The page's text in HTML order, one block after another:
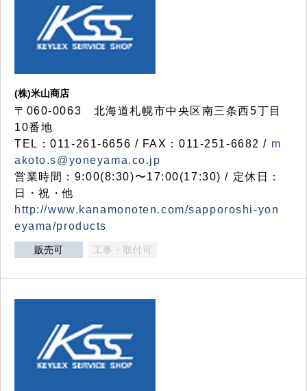
(株)米山商店
〒060-0063 北海道札幌市中央区南三条西5丁目
10番地
TEL：011-261-6656 / FAX：011-251-6682 / m
akoto.s@yoneyama.co.jp
営業時間：9:00(8:30)〜17:00(17:30) / 定休日：
日・祝・他
http://www.kanamonoten.com/sapporoshi-yon
eyama/products
販売可 工事・取付可